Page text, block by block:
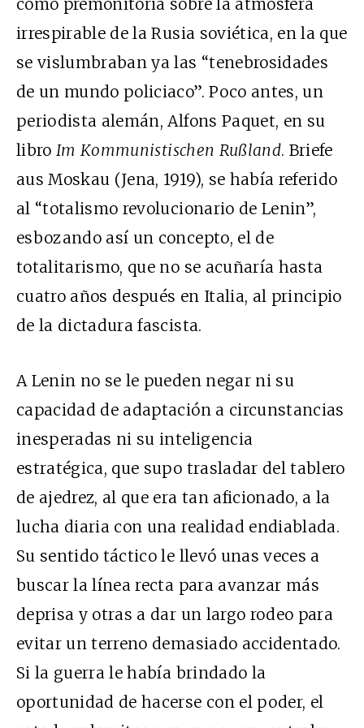
como premonitoria sobre la atmósfera
irrespirable de la Rusia soviética, en la que
se vislumbraban ya las “tenebrosidades
de un mundo policiaco”. Poco antes, un
periodista alemán, Alfons Paquet, en su
libroIm Kommunistischen Rußland. Briefe
aus Moskau (Jena, 1919), se había referido
al “totalismo revolucionario de Lenin”,
esbozando así un concepto, el de
totalitarismo, que no se acuñaría hasta
cuatro años después en Italia, al principio
de la dictadura fascista.
A Lenin no se le pueden negar ni su
capacidad de adaptación a circunstancias
inesperadas ni su inteligencia
estratégica, que supo trasladar del tablero
de ajedrez, al que era tan aficionado, a la
lucha diaria con una realidad endiablada.
Su sentido táctico le llevó unas veces a
buscar la línea recta para avanzar más
deprisa y otras a dar un largo rodeo para
evitar un terreno demasiado accidentado.
Si la guerra le había brindado la
oportunidad de hacerse con el poder, el